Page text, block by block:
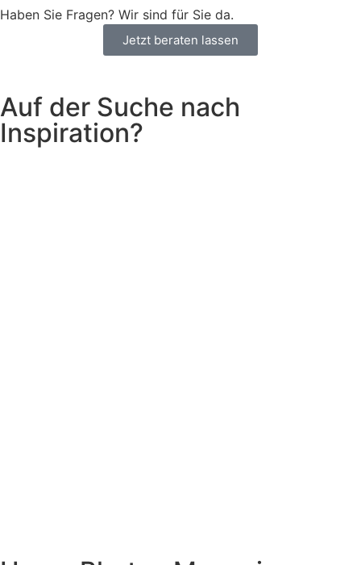
Haben Sie Fragen? Wir sind für Sie da.
Jetzt beraten lassen
Auf der Suche nach
Inspiration?